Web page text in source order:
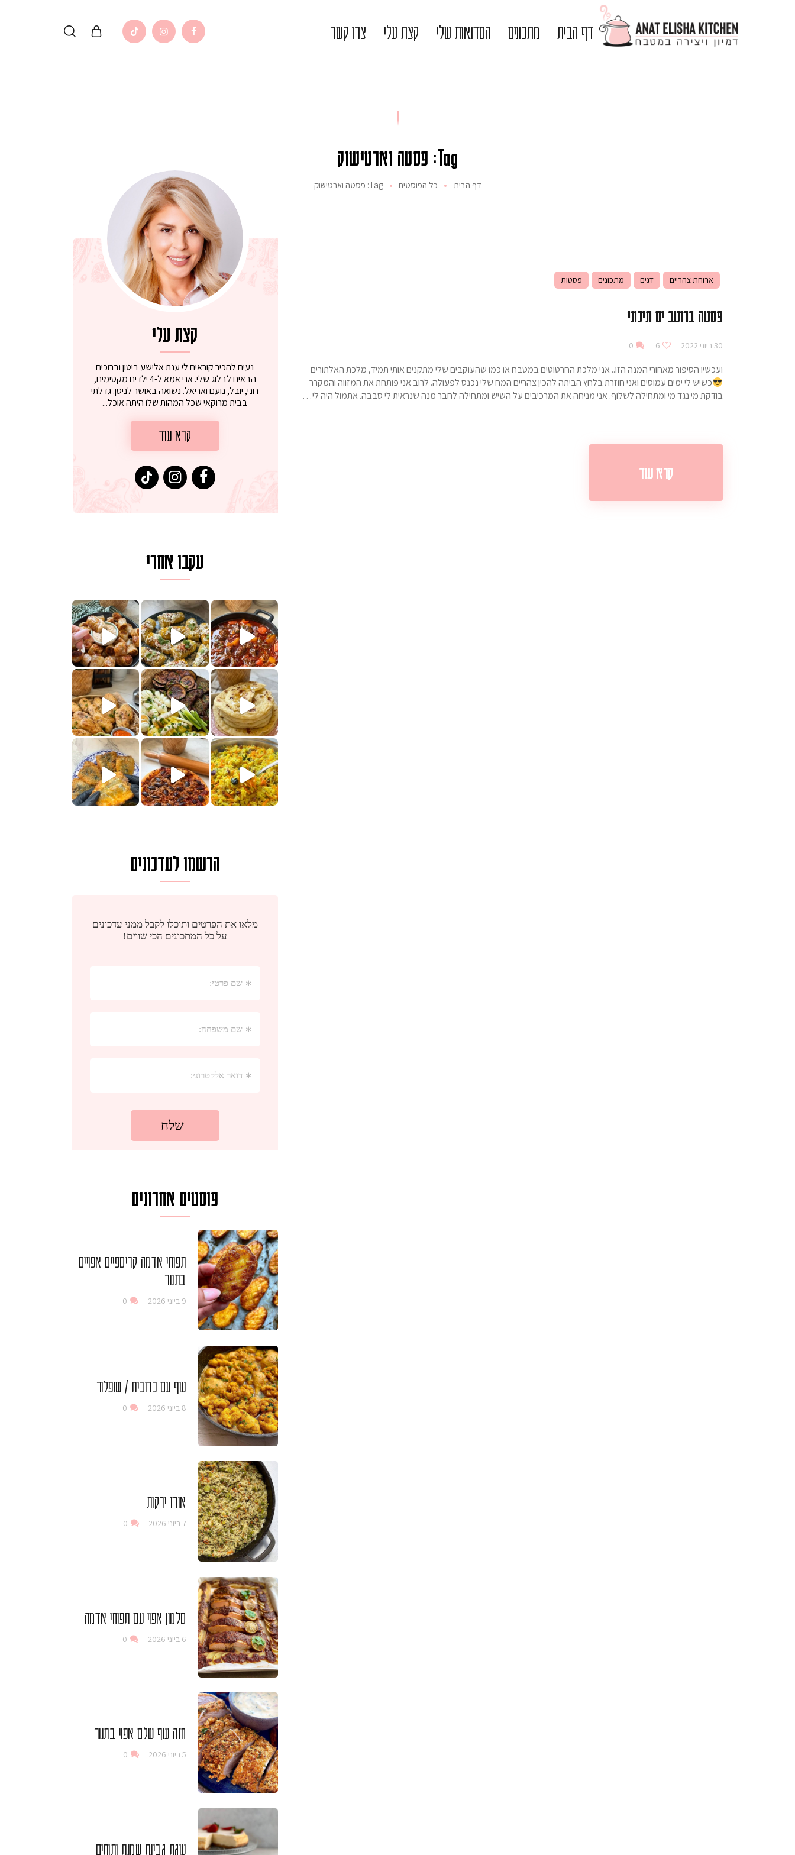
דף הבית מתכונים הסדנאות שלי קצת עלי צרו קשר
Tag: פסטה וארטישוק
דף הבית כל הפוסטים Tag: פסטה וארטישוק
ארוחת צהריים דגים מתכונים פסטות
פסטה ברוטב ים תיכוני
30 ביוני 2022 6
0
ועכשיו הסיפור מאחורי המנה הזו.. אני מלכת החרטוטים במטבח או כמו שהעוקבים שלי מתקנים אותי תמיד, מלכת האלתורים
כשיש לי ימים עמוסים ואני חוזרת בלחץ הביתה להכין צהריים המח שלי נכנס לפעולה. לרוב אני פותחת את המזווה והמקרר
בודקת מי נגד מי ומתחילה לשלוף. אני מניחה את המרכיבים על השיש ומתחילה לחבר מנה שנראית לי סבבה. אתמול היה לי…
קרא עוד
קצת עלי
נעים להכיר קוראים לי ענת אלישע ביטון וברוכים
הבאים לבלוג שלי. אני אמא ל-4 ילדים מקסימים,
רוני, יובל, נועם ואריאל. נשואה באושר לניסן. גדלתי
בבית מרוקאי שכל המהות שלו היתה אוכל...
קרא עוד
עקבו אחרי
. גולש המר
קלחי תירס צרובים על מחבת עם גבינה בולגרית מעודנת מ
נשנושי פרגיות קריספיים ממכרים שמכינים בכמה דקות עב
לחם מחבת שהוא שילוב של מופלטה וספינז׳, רעיון מעולאז מה בשבילכם? בפ
פסטל טוניסאי לתשעת הימים, חשבתי מה לחדש לכם ונראה
למתכון
פיצה של תשעת הימים ולמה היא נקראת ככה? ההסבר בסרטו
מז׳ווז׳ין או בתרגום לעברית, מחותניםמתכון ראש
הרשמו לעדכונים
פוסטים אחרונים
תפוחי אדמה קריספיים אפויים
בתנור
9 ביוני 2026 0
עוף עם כרובית / שופלור
8 ביוני 2026 0
אורז ירקות
7 ביוני 2026 0
סלמון אפוי עם תפוחי אדמה
6 ביוני 2026 0
חזה עוף שלם אפוי בתנור
5 ביוני 2026 0
עוגת גבינת שמנת ותותים